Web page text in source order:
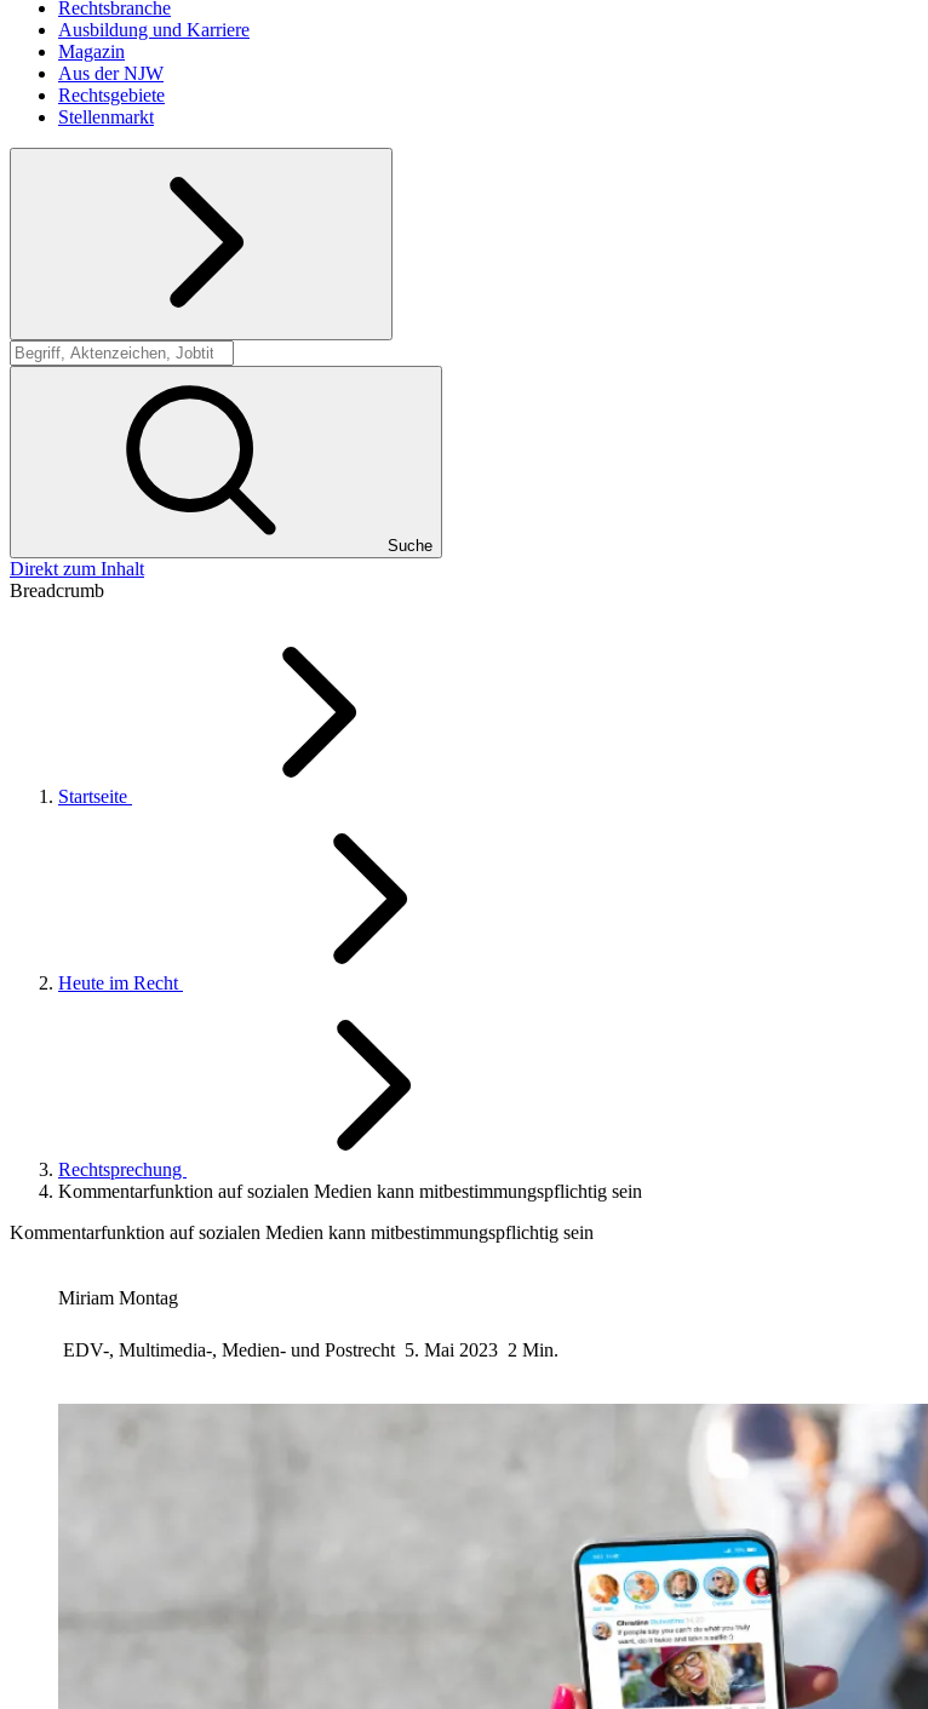
Rechtsbranche
Ausbildung und Karriere
Magazin
Aus der NJW
Rechtsgebiete
Stellenmarkt
Suche
Suche
Direkt zum Inhalt
Breadcrumb
Startseite
Heute im Recht
Rechtsprechung
Kommentarfunktion auf sozialen Medien kann mitbestimmungspflichtig sein
Kommentarfunktion auf sozialen Medien kann mitbestimmungspflichtig sein
Miriam Montag
EDV-, Multimedia-, Medien- und Postrecht 5. Mai 2023 2 Min.